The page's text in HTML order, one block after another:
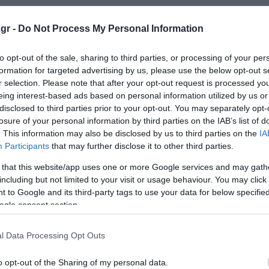
- Do Not Process My Personal Information
opt-out of the sale, sharing to third parties, or processing of your
for targeted advertising by us, please use the below opt-out
selection. Please note that after your opt-out request is processed
interest-based ads based on personal information utilized by us
to third parties prior to your opt-out. You may separately
of your personal information by third parties on the IAB’s list of
This information may also be disclosed by us to third parties on the
Participants that may further disclose it to other third parties.
that this website/app uses one or more Google services and may
but not limited to your visit or usage behaviour. You may
to Google and its third-party tags to use your data for below
consent section.
Data Processing Opt Outs
opt-out of the Sharing of my personal data.
απογοήτευσε: ΕΛΑΣ! Ήταν σαν να τους έκανε πλάκα!
πολιτικής ταυτότητας. Απλή σύνθεση
νόημα.
κυρίως. Ηχητικά, η Ελληνική Αστυνομία
και με τα τρία ταυτοχρόνως είναι
υπάρχει ούτε δείγμα μέχρι τώρα και το «Αριστερή» -
του όρου «Αριστερά».
ιστορία της Αριστεράς τελείωσε γι’ αυτόν»,
του ΣΥΡΙΖΑ και του… ΠΑΣΟΚ!